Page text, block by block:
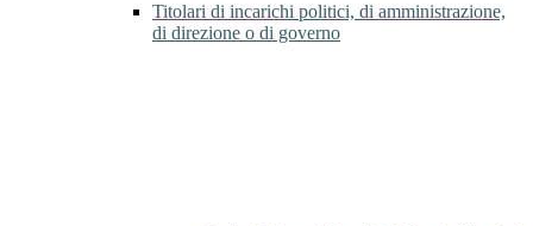
Titolari di incarichi politici, di amministrazione,
di direzione o di governo